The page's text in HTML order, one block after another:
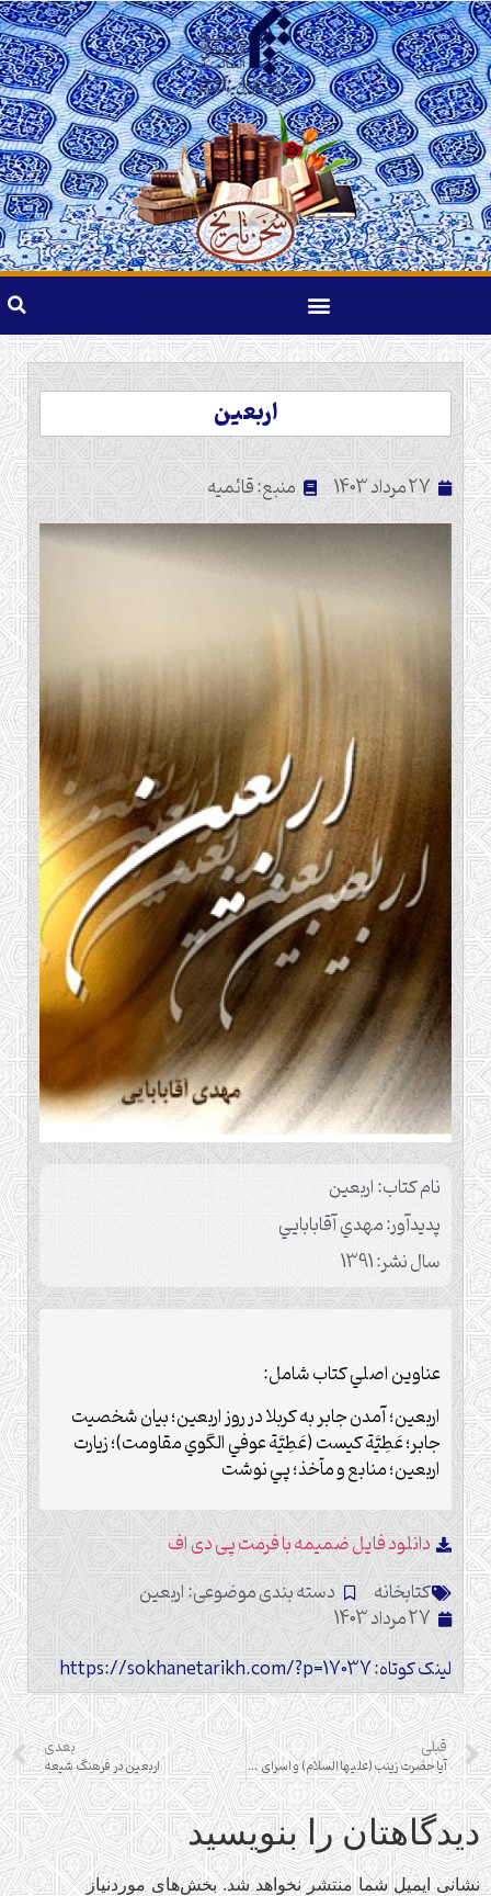
اربعین
27 مرداد 1403 منبع: قائمیه
نام کتاب: اربعین
پدیدآور: مهدي آقابابايي
سال نشر: 1391
عناوين اصلي كتاب شامل:
اربعين؛ آمدن جابر به كربلا در روز اربعين؛ بيان شخصيت
جابر؛ عَطِيَّة كيست (عَطِيَّة عوفي الگوي مقاومت)؛ زيارت
اربعين؛ منابع و مآخذ؛ پي نوشت
دانلود فایل ضمیمه با فرمت پی دی اف
کتابخانه
دسته بندی موضوعی:اربعین
27 مرداد 1403
لینک کوتاه: https://sokhanetarikh.com/?p=17037
قبلی
آیا حضرت زینب (علیها السلام) و اسرای کربلا بعد از واقعه عاشورا به کربلا باز گشتند؟
بعدی
اربعین در فرهنگ شیعه
دیدگاهتان را بنویسید
نشانی ایمیل شما منتشر نخواهد شد. بخش‌های موردنیاز